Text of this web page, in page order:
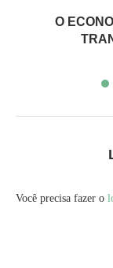
O
Você precisa fazer o